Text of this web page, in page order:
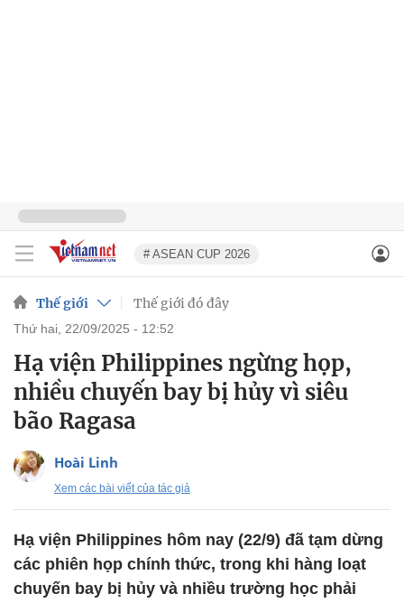
# ASEAN CUP 2026
Thế giới Thế giới đó đây
thứ hai, 22/09/2025 - 12:52
Hạ viện Philippines ngừng họp,
nhiều chuyến bay bị hủy vì siêu
bão Ragasa
Hoài Linh
Xem các bài viết của tác giả
Hạ viện Philippines hôm nay (22/9) đã tạm dừng
các phiên họp chính thức, trong khi hàng loạt
chuyến bay bị hủy và nhiều trường học phải